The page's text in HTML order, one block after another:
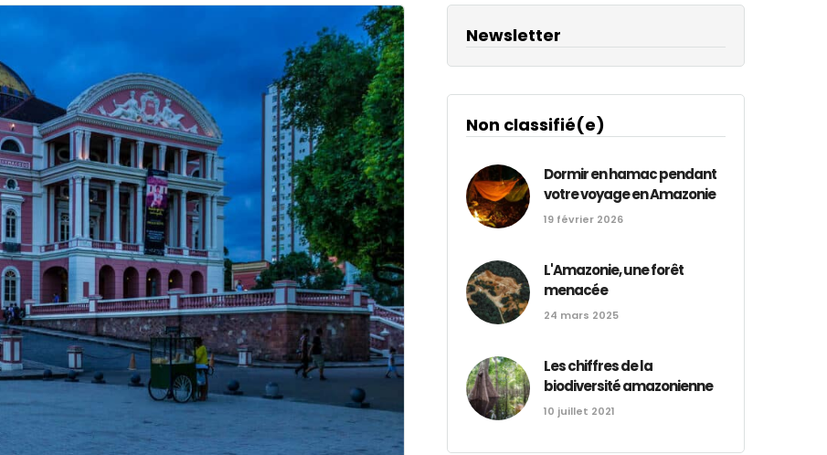
Newsletter
Non classifié(e)
Dormir en hamac pendant
votre voyage en Amazonie
19 février 2026
L'Amazonie, une forêt
menacée
24 mars 2025
Les chiffres de la
biodiversité amazonienne
10 juillet 2021